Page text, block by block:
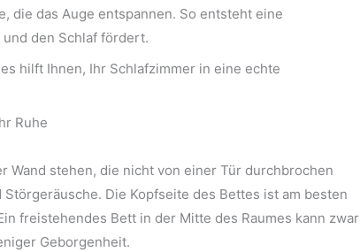
die das Auge entspannen. So entsteht eine
den Schlaf fördert.
hilft Ihnen, Ihr Schlafzimmer in eine echte
Ruhe
Wand stehen, die nicht von einer Tür durchbrochen
Die Kopfseite des Bettes ist am besten
freistehendes Bett in der Mitte des Raumes kann zwar
Geborgenheit.